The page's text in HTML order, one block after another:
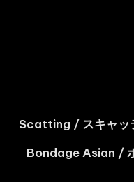
Scatting / スキャッ
Bondage Asian /